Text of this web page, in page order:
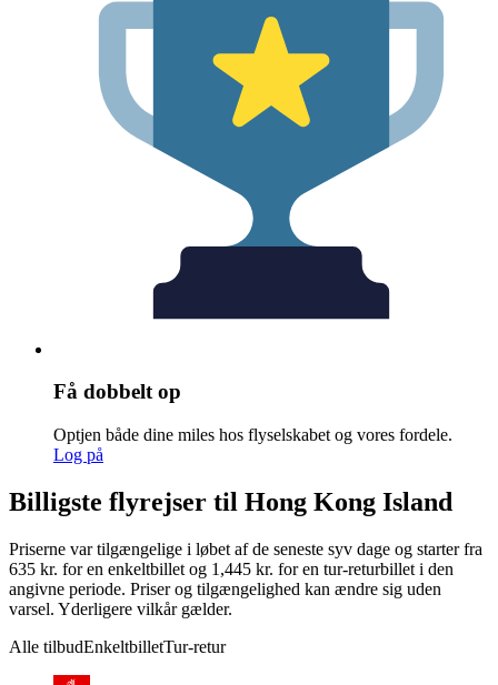
Få dobbelt op
Optjen både dine miles hos flyselskabet og vores fordele.
Log på
Billigste flyrejser til Hong Kong Island
Priserne var tilgængelige i løbet af de seneste syv dage og starter fra
635 kr. for en enkeltbillet og 1,445 kr. for en tur-returbillet i den
angivne periode. Priser og tilgængelighed kan ændre sig uden
varsel. Yderligere vilkår gælder.
Alle tilbudEnkeltbilletTur-retur